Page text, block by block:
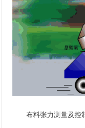
布料张力测量及控